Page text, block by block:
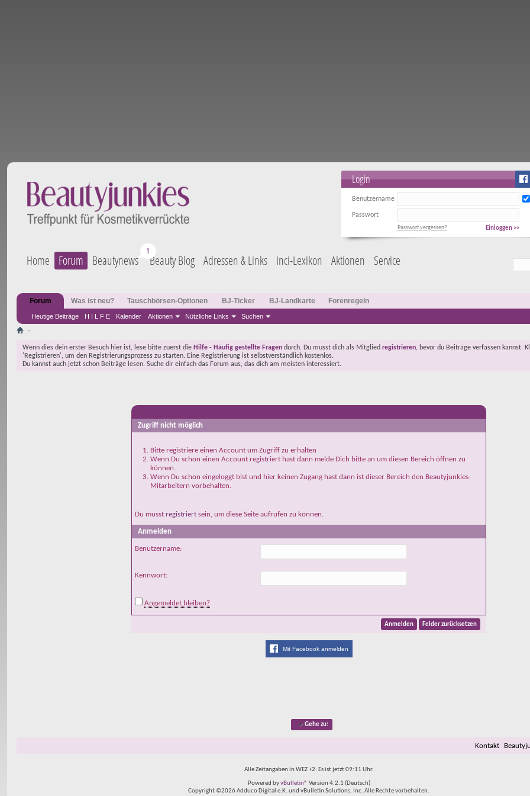
Login
Benutzername
Passwort
Einloggen >>
Passwort vergessen?
Home Forum Beautynews Beauty Blog Adressen & Links Inci-Lexikon Aktionen Service
Forum
Heutige Beiträge H I L F E Kalender Aktionen Nützliche Links Suchen
Was ist neu? Tauschbörsen-Optionen BJ-Ticker BJ-Landkarte Forenregeln
-
Wenn dies dein erster Besuch hier ist, lese bitte zuerst die Hilfe - Häufig gestellte Fragen durch. Du musst dich als Mitglied registrieren, bevor du Beiträge verfassen kannst.
'Registrieren', um den Registrierungsprozess zu starten. Eine Registrierung ist selbstverständlich kostenlos.
Du kannst auch jetzt schon Beiträge lesen. Suche dir einfach das Forum aus, das dich am meisten interessiert.
-
Zugriff nicht möglich
Bitte registriere einen Account um Zugriff zu erhalten
Wenn Du schon einen Account registriert hast dann melde Dich bitte an um diesen Bereich öffnen zu
können.
Wenn Du schon eingeloggt bist und hier keinen Zugang hast dann ist dieser Bereich den Beautyjunkies-
Mitarbeitern vorbehalten.
Du musst registriert sein, um diese Seite aufrufen zu können.
Anmelden
Benutzername:
Kennwort:
Angemeldet bleiben?
Mit Facebook anmelden
Gehe zu:
Kontakt
Alle Zeitangaben in WEZ +2. Es ist jetzt09:11 Uhr.
Powered byvBulletin® Version 4.2.1 (Deutsch)
Copyright ©2026 Adduco Digital e.K. und vBulletin Solutions, Inc. Alle Rechte vorbehalten.